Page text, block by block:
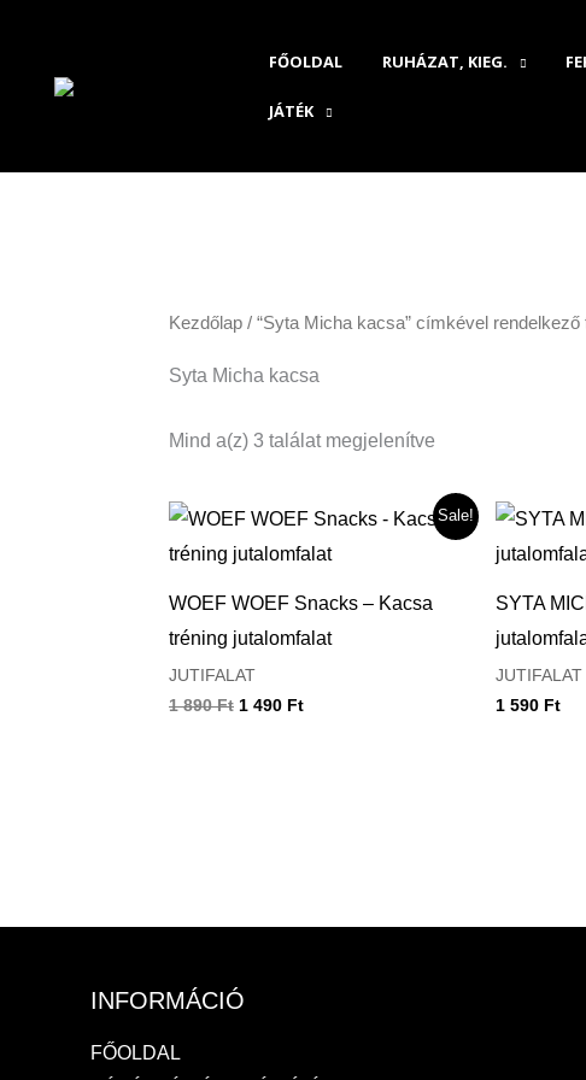
content
FŐOLDAL RUHÁZAT, KIEG.
JÁTÉK
Kezdőlap / “Syta Micha kacsa” címkével rendelkező
Syta Micha kacsa
Mind a(z) 3 találat megjelenítve
Sale!
WOEF WOEF Snacks – Kacsa
tréning jutalomfalat
JUTIFALAT
1 890Ft
Original
price
was:
890 Ft.
1 490 Ft
Current
price
is:
490 Ft.
SYTA
JUTIFALAT
1 590 Ft
INFORMÁCIÓ
FŐOLDAL